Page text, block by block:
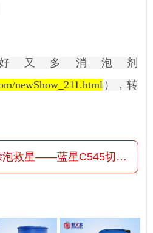
又多消泡剂
newShow_211.html ），转
切削液的除泡救星——蓝星C545切削液消泡剂